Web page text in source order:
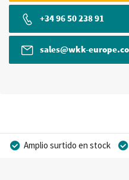
+34 96 50 238 91
sales@wkk-
Amplio surtido en stock